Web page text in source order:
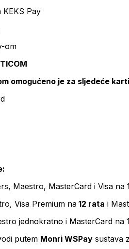
KEKS Pay
om
omogućeno je za sljedeće
Maestro, MasterCard i Visa na
Visa Premium na 12 rata i
jednokratno i MasterCard na
putem Monri WSPay sustava